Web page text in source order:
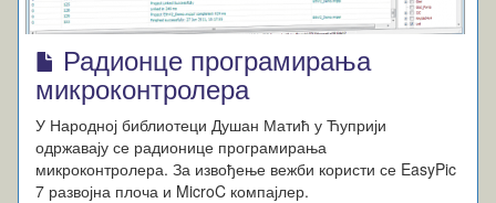
Радионце програмирања
микроконтролера
У Народној библиотеци Душан Матић у Ћуприји
одржавају се радионице програмирања
микроконтролера. За извођење вежби користи се EasyPic
7 развојна плоча и MicroC компајлер.